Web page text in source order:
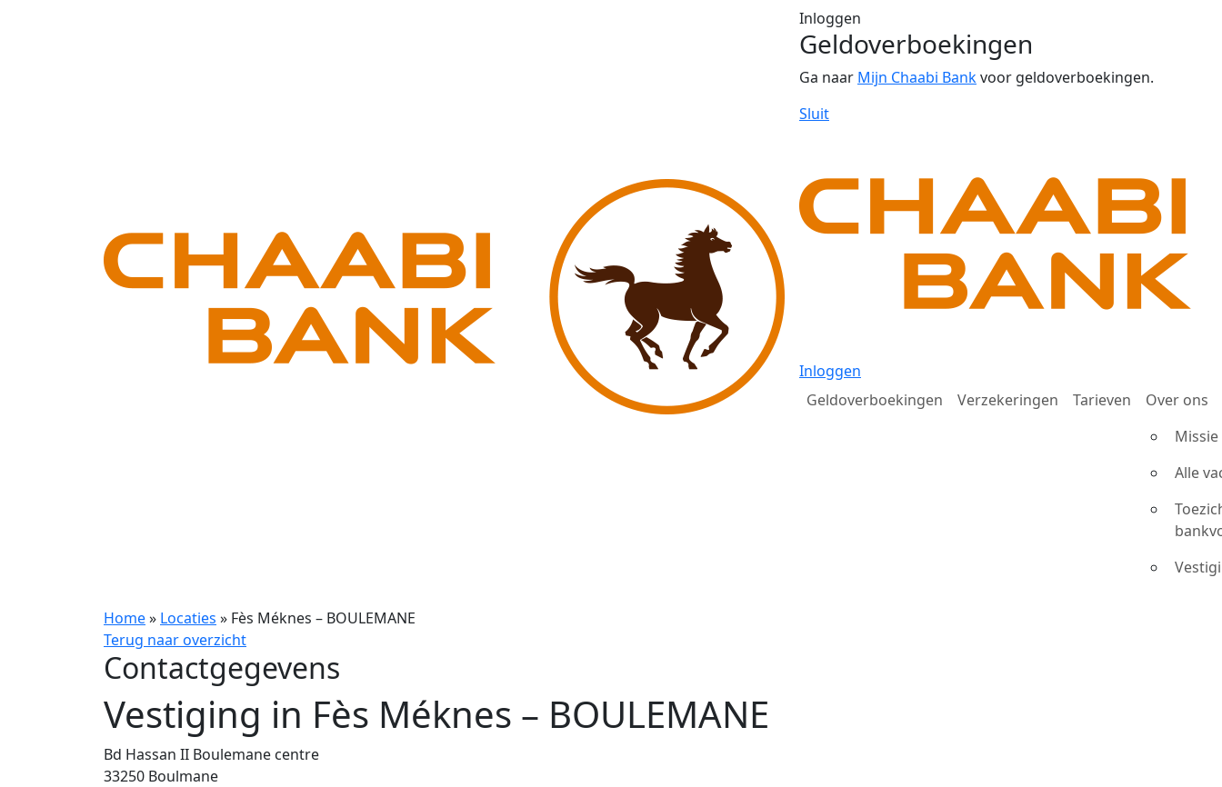
Inloggen
Geldoverboekingen
Ga naar Mijn Chaabi Bankvoor geldoverboekingen.
Sluit
Inloggen
Geldoverboekingen
Verzekeringen Tarieven
Over ons
Alle
Home» Locaties » Fès Méknes – BOULEMANE
Terug naar overzicht
Contactgegevens
Vestiging in Fès Méknes – BOULEMANE
Bd Hassan II Boulemane centre
33250 Boulmane